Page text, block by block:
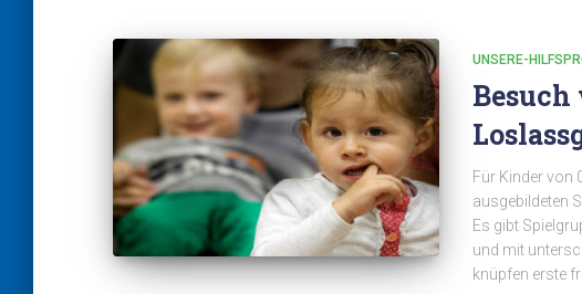
UNSERE-
Besuch
Für Kinder von
ausgebildeten
Es gibt
und mit
knüpfen erste